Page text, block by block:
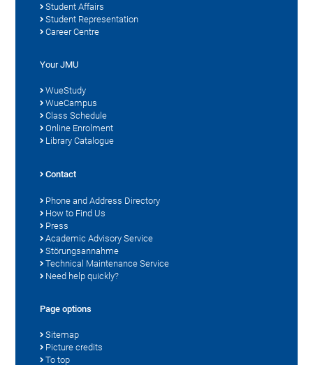
Student Affairs
Student Representation
Career Centre
Your JMU
WueStudy
WueCampus
Class Schedule
Online Enrolment
Library Catalogue
Contact
Phone and Address Directory
How to Find Us
Press
Academic Advisory Service
Störungsannahme
Technical Maintenance Service
Need help quickly?
Page options
Sitemap
Picture credits
To top